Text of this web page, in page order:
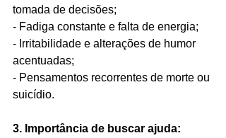
tomada de decisões;
- Fadiga constante e falta de energia;
- Irritabilidade e alterações de humor
acentuadas;
- Pensamentos recorrentes de morte ou
suicídio.
3. Importância de buscar ajuda: